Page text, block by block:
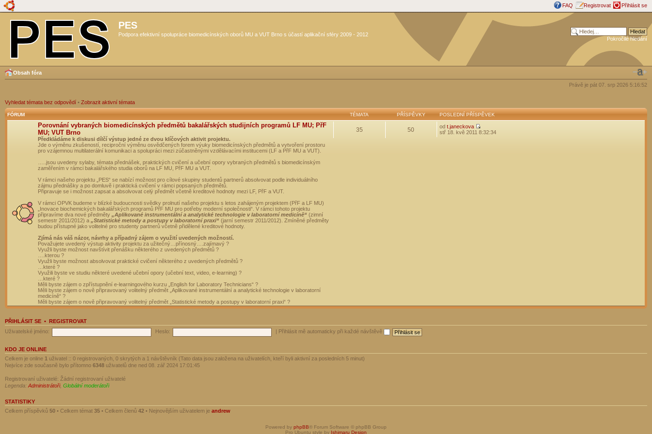
FAQ Registrovat Přihlásit se
PES
Podpora efektivní spolupráce biomedicínských oborů MU a VUT Brno s účastí aplikační sféry 2009 - 2012
Pokročilé hledání
Obsah fóra
Právě je pát 07. srp 2026 5:16:52
Vyhledat témata bez odpovědí • Zobrazit aktivní témata
FÓRUM TÉMATA PŘÍSPĚVKY POSLEDNÍ PŘÍSPĚVEK
Porovnání vybraných biomedicínských předmětů bakalářských studijních programů LF MU; PřF
MU; VUT Brno
Předkládáme k diskusi dílčí výstup jedné ze dvou klíčových aktivit projektu.
Jde o výměnu zkušeností, reciproční výměnu osvědčených forem výuky biomedicínských předmětů a vytvoření prostoru
pro vzájemnou multilaterální komunikaci a spolupráci mezi zúčastněnými vzdělávacími institucemi (LF a PřF MU a VUT).
…..jsou uvedeny sylaby, témata přednášek, praktických cvičení a učební opory vybraných předmětů s biomedicínským
zaměřením v rámci bakalářského studia oborů na LF MU, PřF MU a VUT.
V rámci našeho projektu „PES“ se nabízí možnost pro cílové skupiny studentů partnerů absolvovat podle individuálního
zájmu přednášky a po domluvě i praktická cvičení v rámci popsaných předmětů.
Připravuje se i možnost zapsat a absolvovat celý předmět včetně kreditové hodnoty mezi LF, PřF a VUT.
V rámci OPVK budeme v blízké budoucnosti svědky prolnutí našeho projektu s letos zahájeným projektem (PřF a LF MU)
„Inovace biochemických bakalářských programů PřF MU pro potřeby moderní společnosti“. V rámci tohoto projektu
připravíme dva nové předměty „Aplikované instrumentální a analytické technologie v laboratorní medicíně“ (zimní
semestr 2011/2012) a „Statistické metody a postupy v laboratorní praxi“ (jarní semestr 2011/2012). Zmíněné předměty
budou přístupné jako volitelné pro studenty partnerů včetně přidělené kreditové hodnoty.
Zjímá nás váš názor, návrhy a případný zájem o využití uvedených možností.
Považujete uvedený výstup aktivity projektu za užitečný…přínosný….zajímavý ?
Využli byste možnost navštívit přenášku některého z uvedených předmětů ?
….kterou ?
Využli byste možnost absolvovat praktické cvičení některého z uvedených předmětů ?
…které ?
Využili byste ve studiu některé uvedené učební opory (učební text, video, e-learning) ?
…které ?
Měli byste zájem o zpřístupnění e-learningového kurzu „English for Laboratory Technicians“ ?
Měli byste zájem o nově připravovaný volitelný předmět „Aplikované instrumentální a analytické technologie v laboratorní
medicíně“ ?
Měli byste zájem o nově připravovaný volitelný předmět „Statistické metody a postupy v laboratorní praxi“ ?
35 50 od t.janeckova
stř 18. kvě 2011 8:32:34
PŘIHLÁSIT SE • REGISTROVAT
Uživatelské jméno:
Heslo: Přihlásit mě automaticky při každé návštěvě
KDO JE ONLINE
Celkem je online 1 uživatel :: 0 registrovaných, 0 skrytých a 1 návštěvník (Tato data jsou založena na uživatelích, kteří byli aktivní za posledních 5 minut)
Nejvíce zde současně bylo přítomno 6348 uživatelů dne ned 08. zář 2024 17:01:45
Registrovaní uživatelé: Žádní registrovaní uživatelé
Legenda: Administrátoři, Globální moderátoři
STATISTIKY
Celkem příspěvků 50 • Celkem témat 35 • Celkem členů 42 • Nejnovějším uživatelem je andrew
Powered by phpBB® Forum Software © phpBB Group
Pro Ubuntu style by Ishimaru Design